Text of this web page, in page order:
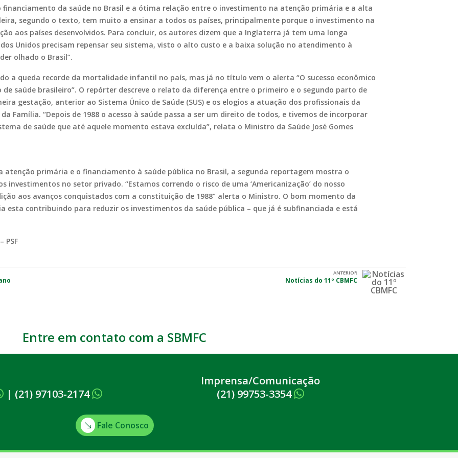
da saúde no Brasil e a ótima relação entre o investimento na atenção primária e a alta
segundo o texto, tem muito a ensinar a todos os países, principalmente porque o investimento na
aos países desenvolvidos. Para concluir, os autores dizem que a Inglaterra já tem uma longa
Unidos precisam repensar seu sistema, visto o alto custo e a baixa solução no atendimento à
olhado o Brasil”.
a queda recorde da mortalidade infantil no país, mas já no título vem o alerta “O sucesso econômico
saúde brasileiro”. O repórter descreve o relato da diferença entre o primeiro e o segundo parto de
gestação, anterior ao Sistema Único de Saúde (SUS) e os elogios a atuação dos profissionais da
Família. “Depois de 1988 o acesso à saúde passa a ser um direito de todos, e tivemos de incorporar
de saúde que até aquele momento estava excluída”, relata o Ministro da Saúde José Gomes
atenção primária e o financiamento à saúde pública no Brasil, a segunda reportagem mostra o
investimentos no setor privado. “Estamos correndo o risco de uma ‘Americanização’ do nosso
aos avanços conquistados com a constituição de 1988” alerta o Ministro. O bom momento da
esta contribuindo para reduzir os investimentos da saúde pública – que já é subfinanciada e está
PSF
ANTERIOR
Notícias do 11º CBMFC
Entre em contato com a SBMFC
| (21) 97103-2174
Imprensa/Comunicação
(21) 99753-3354
Fale Conosco